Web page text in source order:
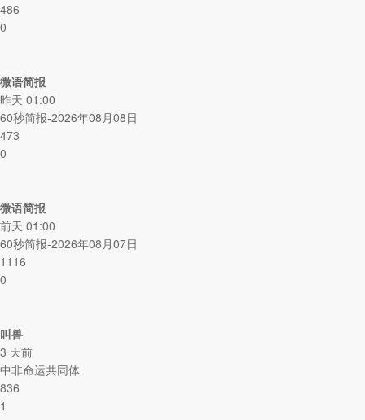
486
0
微语简报
昨天 01:00
60秒简报-2026年08月08日
473
0
微语简报
前天 01:00
60秒简报-2026年08月07日
1116
0
叫兽
3 天前
中非命运共同体
836
1